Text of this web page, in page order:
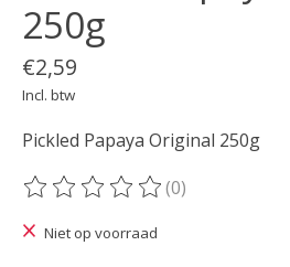
250g
€2,59
Incl. btw
Pickled Papaya Original 250g
De beoordeling van dit product is
(0)
Niet op voorraad